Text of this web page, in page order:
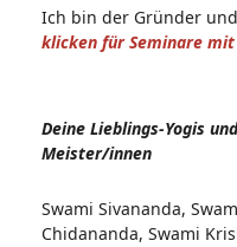
Ich bin der Gründer
klicken für Seminare mit
Deine Lieblings-Yogis
Meister/innen
Swami Sivananda,
Chidananda, Swami